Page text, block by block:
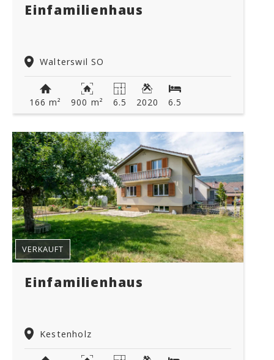
Einfamilienhaus
Walterswil SO
166 m² 900 m² 6.5 2020 6.5
Einfamilienhaus
Kestenholz
VERKAUFT